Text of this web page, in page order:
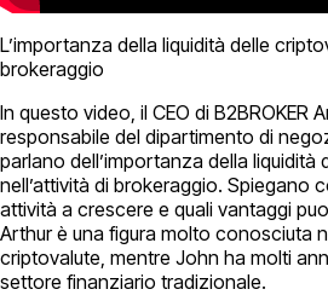
L’importanza della liquidità delle
brokeraggio
In questo video, il CEO di B2BROKER
responsabile del dipartimento di
parlano dell’importanza della liquidità
nell’attività di brokeraggio. Spiegano
attività a crescere e quali vantaggi
Arthur è una figura molto conosciuta
criptovalute, mentre John ha molti
settore finanziario tradizionale.